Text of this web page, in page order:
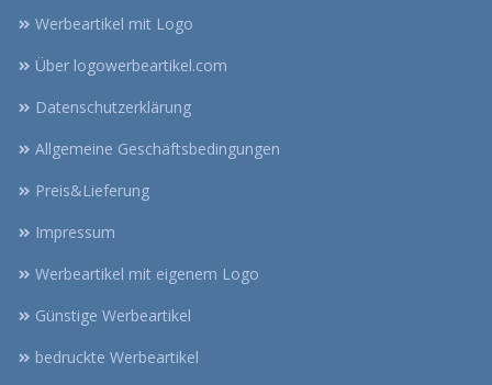
Werbeartikel mit Logo
Über logowerbeartikel.com
Datenschutzerklärung
Allgemeine Geschäftsbedingungen
Preis&Lieferung
Impressum
Werbeartikel mit eigenem Logo
Günstige Werbeartikel
bedruckte Werbeartikel